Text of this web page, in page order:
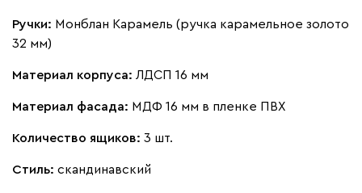
Ручки: Монблан Карамель (ручка карамельное золото
32 мм)
Материал корпуса: ЛДСП 16 мм
Материал фасада: МДФ 16 мм в пленке ПВХ
Количество ящиков: 3 шт.
Стиль: скандинавский